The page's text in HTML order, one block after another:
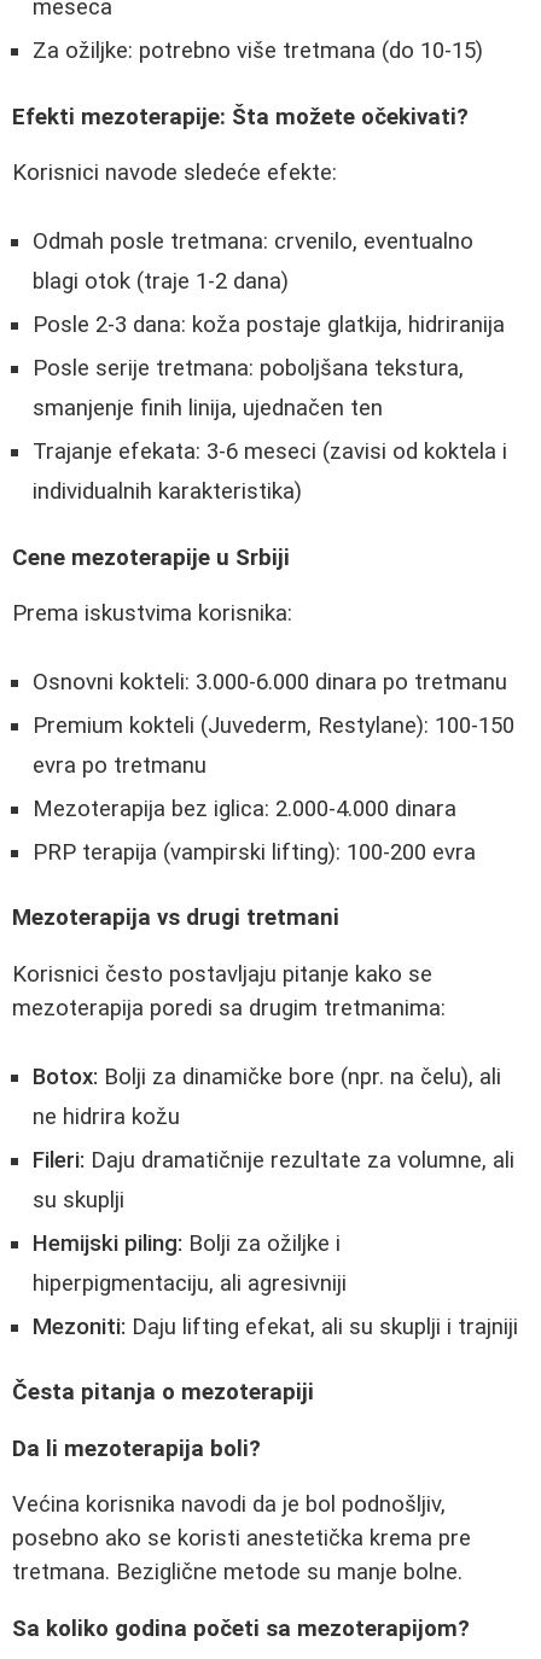
meseca
Za ožiljke: potrebno više tretmana (do 10-15)
Efekti mezoterapije: Šta možete očekivati?
Korisnici navode sledeće efekte:
Odmah posle tretmana: crvenilo, eventualno
blagi otok (traje 1-2 dana)
Posle 2-3 dana: koža postaje glatkija, hidriranija
Posle serije tretmana: poboljšana tekstura,
smanjenje finih linija, ujednačen ten
Trajanje efekata: 3-6 meseci (zavisi od koktela i
individualnih karakteristika)
Cene mezoterapije u Srbiji
Prema iskustvima korisnika:
Osnovni kokteli: 3.000-6.000 dinara po tretmanu
Premium kokteli (Juvederm, Restylane): 100-150
evra po tretmanu
Mezoterapija bez iglica: 2.000-4.000 dinara
PRP terapija (vampirski lifting): 100-200 evra
Mezoterapija vs drugi tretmani
Korisnici često postavljaju pitanje kako se
mezoterapija poredi sa drugim tretmanima:
Botox: Bolji za dinamičke bore (npr. na čelu), ali
ne hidrira kožu
Fileri: Daju dramatičnije rezultate za volumne, ali
su skuplji
Hemijski piling: Bolji za ožiljke i
hiperpigmentaciju, ali agresivniji
Mezoniti: Daju lifting efekat, ali su skuplji i trajniji
Česta pitanja o mezoterapiji
Da li mezoterapija boli?
Većina korisnika navodi da je bol podnošljiv,
posebno ako se koristi anestetička krema pre
tretmana. Beziglične metode su manje bolne.
Sa koliko godina početi sa mezoterapijom?